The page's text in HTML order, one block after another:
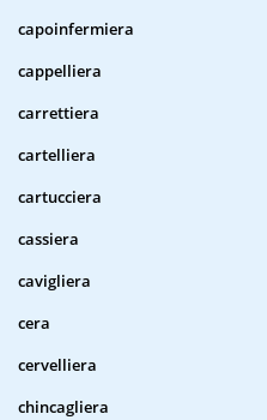
capoinfermiera
cappelliera
carrettiera
cartelliera
cartucciera
cassiera
cavigliera
cera
cervelliera
chincagliera